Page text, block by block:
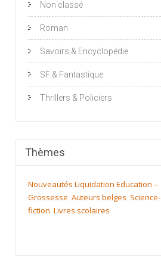
Non classé
Roman
Savoirs & Encyclopédie
SF & Fantastique
Thrillers & Policiers
Thèmes
Nouveautés Liquidation Education –
Grossesse Auteurs belges Science-
fiction Livres scolaires